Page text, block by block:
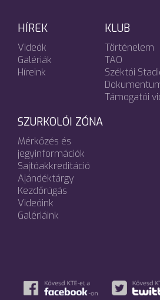
HÍREK
Videók
Galériák
Híreink
KLUB
Történelem
TAO
Széktói
Támogatói
SZURKOLÓI ZÓNA
Mérkőzés és
jegyinformációk
Sajtóakkreditáció
Ajándéktárgy
Kezdőrúgás
Videóink
Galériáink